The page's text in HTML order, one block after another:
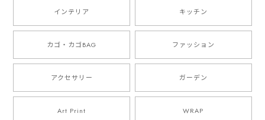
インテリア キッチン
カゴ・カゴBAG ファッション
アクセサリー ガーデン
Art Print WRAP